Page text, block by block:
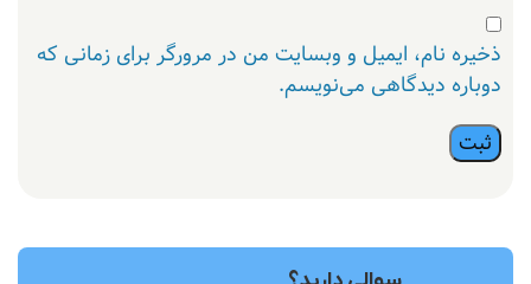
ذخیره نام، ایمیل و وبسایت من در مرورگر برای زمانی که
دوباره دیدگاهی می‌نویسم.